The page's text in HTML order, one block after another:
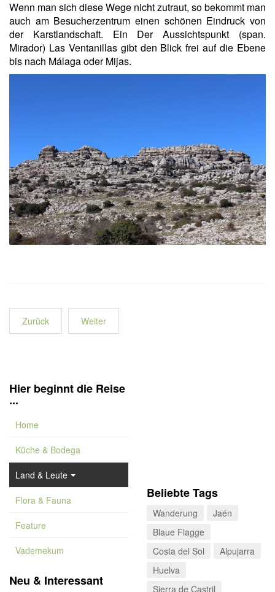
Wenn man sich diese Wege nicht zutraut, so bekommt man
auch am Besucherzentrum einen schönen Eindruck von
der Karstlandschaft. Ein Der Aussichtspunkt (span.
Mirador) Las Ventanillas gibt den Blick frei auf die Ebene
bis nach Málaga oder Mijas.
Zurück Weiter
Hier beginnt die Reise
...
Home
Küche & Bodega
Land & Leute
Flora & Fauna
Feature
Vademekum
Neu & Interessant
Beliebte Tags
Wanderung
Jaén
Blaue Flagge
Costa del Sol
Alpujarra
Huelva
Sierra de Castril